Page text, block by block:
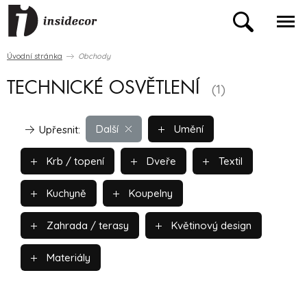
Úvodní stránka Obchody
TECHNICKÉ OSVĚTLENÍ (1)
Další
Upřesnit: Umění
Krb / topení Dveře Textil
Kuchyně Koupelny
Zahrada / terasy Květinový design
Materiály